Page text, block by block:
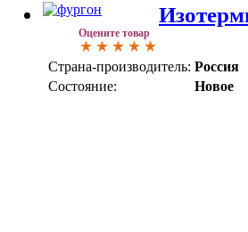
Оцените товар
Страна-производитель: Россия
Состояние:
Новое